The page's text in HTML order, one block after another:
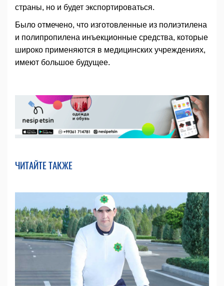
страны, но и будет экспортироваться.
Было отмечено, что изготовленные из полиэтилена
и полипропилена инъекционные средства, которые
широко применяются в медицинских учреждениях,
имеют большое будущее.
ЧИТАЙТЕ ТАКЖЕ